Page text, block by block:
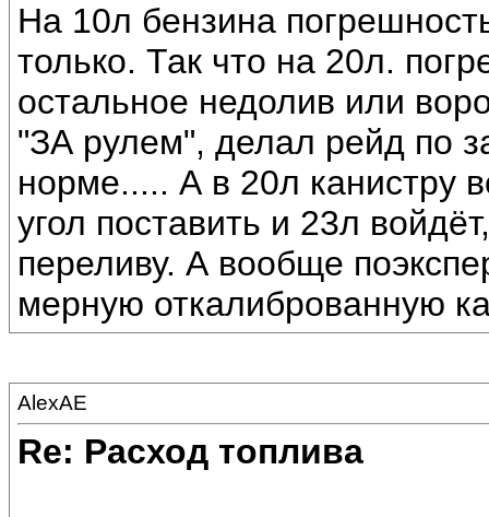
На 10л бензина
только. Так что на 20л.
остальное недолив или
"ЗА рулем", делал рейд по
норме..... А в 20л канистру
угол поставить и 23л
переливу. А вообще
мерную откалиброванную
AlexAE
Re: Расход топлива